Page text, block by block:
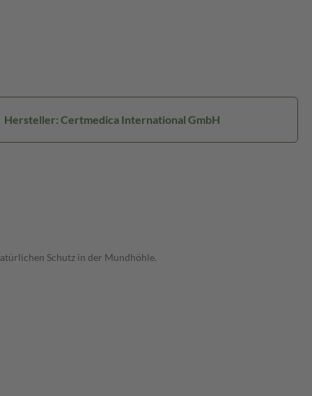
Hersteller: Certmedica International GmbH
Schutz in der Mundhöhle.